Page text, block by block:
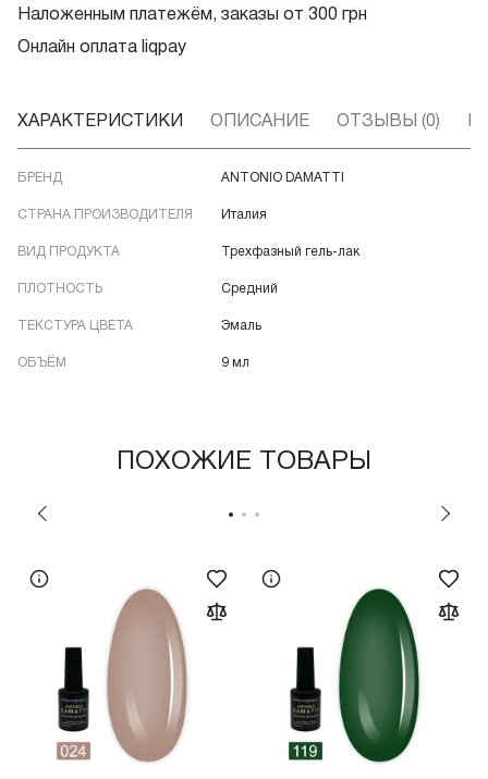
Наложенным платежём, заказы от 300 грн
Онлайн оплата liqpay
ХАРАКТЕРИСТИКИ ОПИСАНИЕ ОТЗЫВЫ (0)
БРЕНД ANTONIO DAMATTI
СТРАНА ПРОИЗВОДИТЕЛЯ Италия
ВИД ПРОДУКТА Трехфазный гель-лак
ПЛОТНОСТЬ Средний
ТЕКСТУРА ЦВЕТА Эмаль
ОБЪЁМ 9 мл
ПОХОЖИЕ ТОВАРЫ